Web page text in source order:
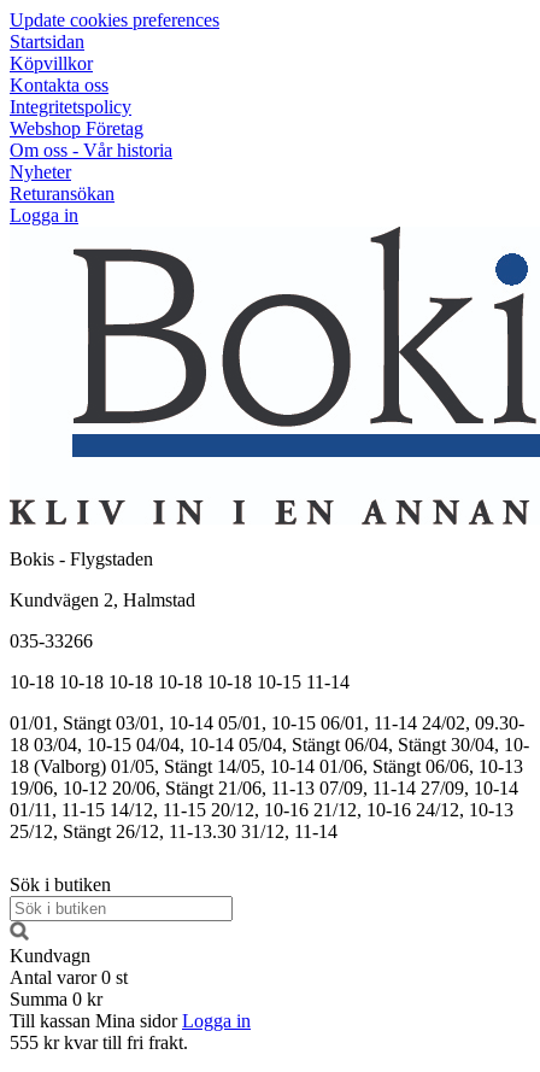
Update cookies preferences
Startsidan
Köpvillkor
Kontakta oss
Integritetspolicy
Webshop Företag
Om oss - Vår historia
Nyheter
Returansökan
Logga in
Bokis - Flygstaden
Kundvägen 2, Halmstad
035-33266
10-18 10-18 10-18 10-18 10-18 10-15 11-14
01/01, Stängt 03/01, 10-14 05/01, 10-15 06/01, 11-14 24/02, 09.30-
18 03/04, 10-15 04/04, 10-14 05/04, Stängt 06/04, Stängt 30/04, 10-
18 (Valborg) 01/05, Stängt 14/05, 10-14 01/06, Stängt 06/06, 10-13
19/06, 10-12 20/06, Stängt 21/06, 11-13 07/09, 11-14 27/09, 10-14
01/11, 11-15 14/12, 11-15 20/12, 10-16 21/12, 10-16 24/12, 10-13
25/12, Stängt 26/12, 11-13.30 31/12, 11-14
Sök i butiken
Kundvagn
Antal varor 0 st
Summa 0 kr
Till kassan Mina sidor Logga in
555 kr kvar till fri frakt.